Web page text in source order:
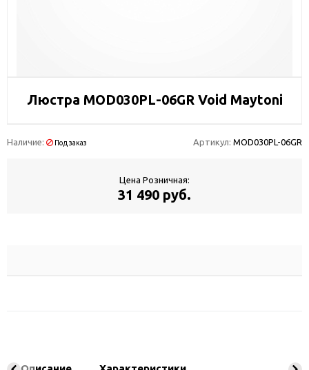
Люстра MOD030PL-06GR Void Maytoni
Наличие: Под заказ Артикул: MOD030PL-06GR
Цена Розничная:
31 490 руб.